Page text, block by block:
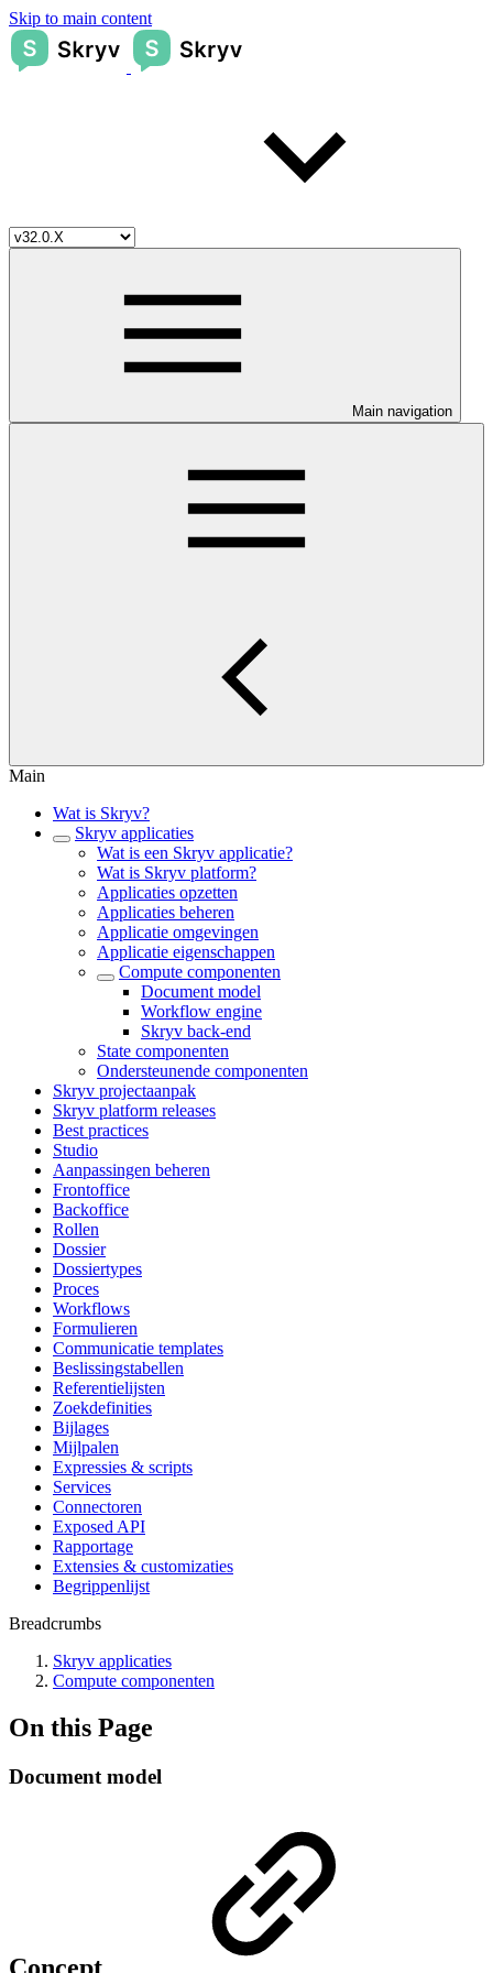
Skip to main content
Main navigation
Main
Wat is Skryv?
Skryv applicaties
Wat is een Skryv applicatie?
Wat is Skryv platform?
Applicaties opzetten
Applicaties beheren
Applicatie omgevingen
Applicatie eigenschappen
Compute componenten
Document model
Workflow engine
Skryv back-end
State componenten
Ondersteunende componenten
Skryv projectaanpak
Skryv platform releases
Best practices
Studio
Aanpassingen beheren
Frontoffice
Backoffice
Rollen
Dossier
Dossiertypes
Proces
Workflows
Formulieren
Communicatie templates
Beslissingstabellen
Referentielijsten
Zoekdefinities
Bijlages
Mijlpalen
Expressies & scripts
Services
Connectoren
Exposed API
Rapportage
Extensies & customizaties
Begrippenlijst
Breadcrumbs
Skryv applicaties
Compute componenten
On this Page
Document model
Concept